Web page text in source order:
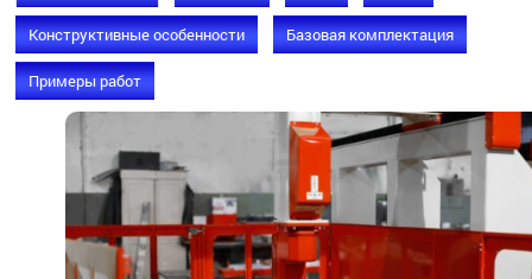
Конструктивные особенности Базовая комплектация
Примеры работ